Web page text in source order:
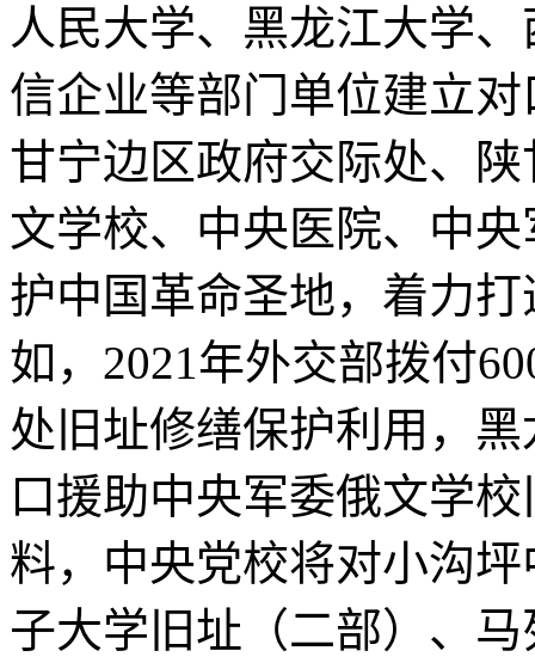
人民大学、黑龙江大学
信企业等部门单位建立
甘宁边区政府交际处、
文学校、中央医院、中
护中国革命圣地，着力
如，2021年外交部拨付
处旧址修缮保护利用，
口援助中央军委俄文学
料，中央党校将对小沟
子大学旧址（二部）、